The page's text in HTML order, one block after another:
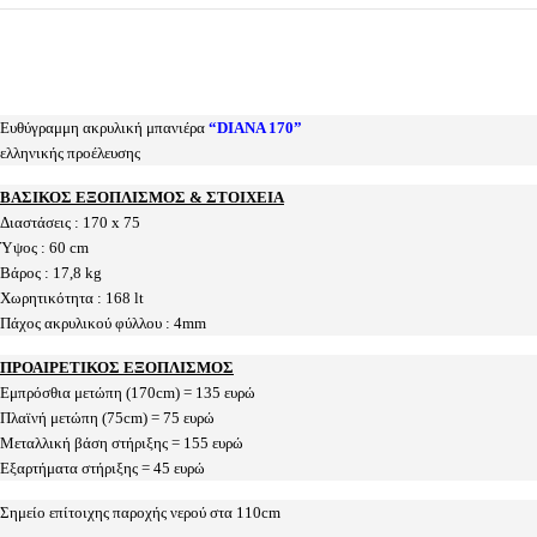
Ευθύγραμμη ακρυλική μπανιέρα “DIANA 170”
ελληνικής προέλευσης
ΒΑΣΙΚΟΣ ΕΞΟΠΛΙΣΜΟΣ & ΣΤΟΙΧΕΙΑ
Διαστάσεις : 170 x 75
Ύψος : 60 cm
Βάρος : 17,8 kg
Χωρητικότητα : 168 lt
Πάχος ακρυλικού φύλλου : 4mm
ΠΡΟΑΙΡΕΤΙΚΟΣ ΕΞΟΠΛΙΣΜΟΣ
Εμπρόσθια μετώπη (170cm) = 135 ευρώ
Πλαϊνή μετώπη (75cm) = 75 ευρώ
Μεταλλική βάση στήριξης = 155 ευρώ
Εξαρτήματα στήριξης = 45 ευρώ
Σημείο επίτοιχης παροχής νερού στα 110cm